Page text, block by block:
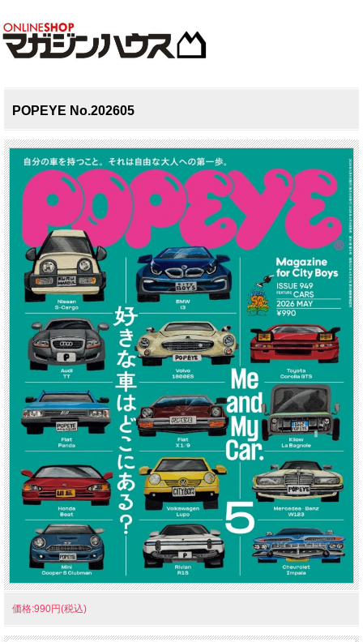
POPEYE No.202605
価格:990円(税込)